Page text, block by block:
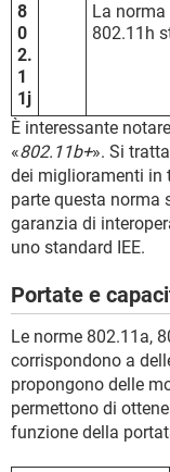
8
0
2.
1
1j
La norma
802.11h
È interessante
«802.11b+». Si
dei miglioramenti in
parte questa norma
garanzia di
uno standard IEE.
Portate e
Le norme 802.11a,
corrispondono a
propongono delle
permettono di
funzione della